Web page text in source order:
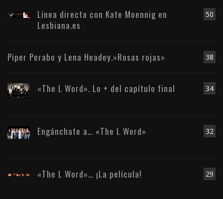
50
Línea directa con Kate Moennig en
Lesbiana.es
38
Piper Perabo y Lena Headey.»Rosas rojas»
34
«The L Word». Lo + del capítulo final
32
Engánchate a… «The L Word»
29
«The L Word»… ¡La película!